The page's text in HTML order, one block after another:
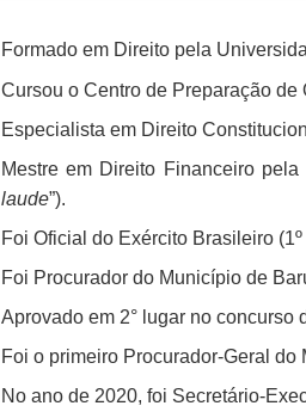
Formado em Direito pela
Cursou o Centro de Preparação
Especialista em Direito
Mestre em Direito Financeiro
laude”).
Foi Oficial do Exército Brasileiro
Foi Procurador do Município de
Aprovado em 2° lugar no
Foi o primeiro Procurador-Geral
No ano de 2020, foi Secretário-